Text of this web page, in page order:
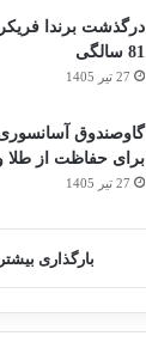
درگذشت برندا فریکر
81 سالگی
27 تیر 1405
گاوصندوق
برای حفاظت از طلا
27 تیر 1405
بارگذاری بیشتر